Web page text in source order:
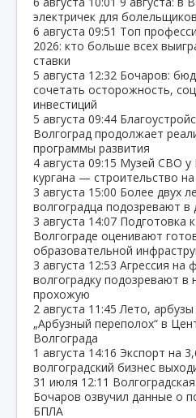
электричек для болельщиков
6 августа 09:51 Топ
2026: кто больше всех
ставки
5 августа 12:32 Бочаров:
сочетать осторожность,
инвестиций
5 августа 09:44
Волгоград продолжает
программы развития
4 августа 09:15 Музей СВО у
кургана — строительство
3 августа 15:00 Более двух
волгоградца подозревают
3 августа 14:07 Подготовка
Волгограде оценивают
образовательной
3 августа 12:53 Агрессия на
волгоградку подозревают
прохожую
2 августа 11:45 Лето,
„Арбузный переполох“ в
Волгограда
1 августа 14:16 Экспорт на
волгоградский бизнес
31 июля 12:11
Бочаров озвучил данные о
БПЛА